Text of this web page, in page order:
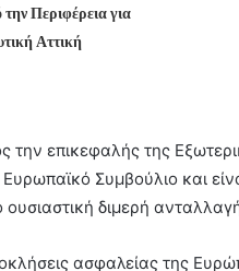
Περιφέρεια για
Αττική
επικεφαλής της
Συμβούλιο και
ουσιαστική διμερή
ασφαλείας της